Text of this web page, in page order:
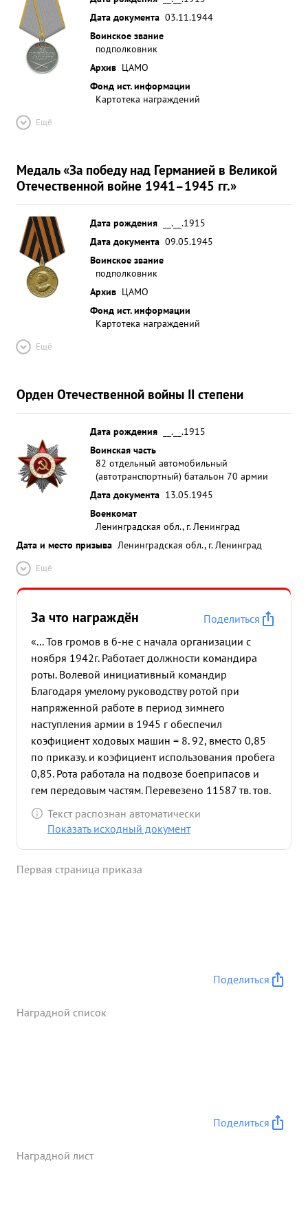
Дата документа 03.11.1944
Воинское звание
подполковник
Архив ЦАМО
Фонд ист. информации
Картотека награждений
Ещё
Медаль «За победу над Германией в Великой
Отечественной войне 1941–1945 гг.»
Дата рождения
__.__.1915
Дата документа 09.05.1945
Воинское звание
подполковник
Архив ЦАМО
Фонд ист. информации
Картотека награждений
Ещё
Орден Отечественной войны II степени
Дата рождения
__.__.1915
Воинская часть
82 отдельный автомобильный
(автотранспортный) батальон 70 армии
Дата документа 13.05.1945
Военкомат
Ленинградская обл., г. Ленинград
Дата и место призыва Ленинградская обл., г. Ленинград
Ещё
За что награждён
Поделиться
«... Тов громов в б-не с начала организации с
ноября 1942г. Работает должности командира
роты. Волевой инициативный командир
Благодаря умелому руководству ротой при
напряженной работе в период зимнего
наступления армии в 1945 г обеспечил
коэфициент ходовых машин = 8. 92, вместо 0,85
по приказу. и коэфициент использования пробега
0,85. Рота работала на подвозе боеприпасов и
гем передовым частям. Перевезено 11587 тв. тов.
груза, сделав пробег 510520 км, при этом
сэкономлено 5900 т. бензина. В момент
ответственное задами. Колонной в 10
форсировании Одера, несмотря на артмонь
обеспечивает подвод неосправочных средств к
Текст распознан автоматически
Показать исходный документ
Первая страница приказа
Поделиться
Наградной список
Поделиться
Наградной лист